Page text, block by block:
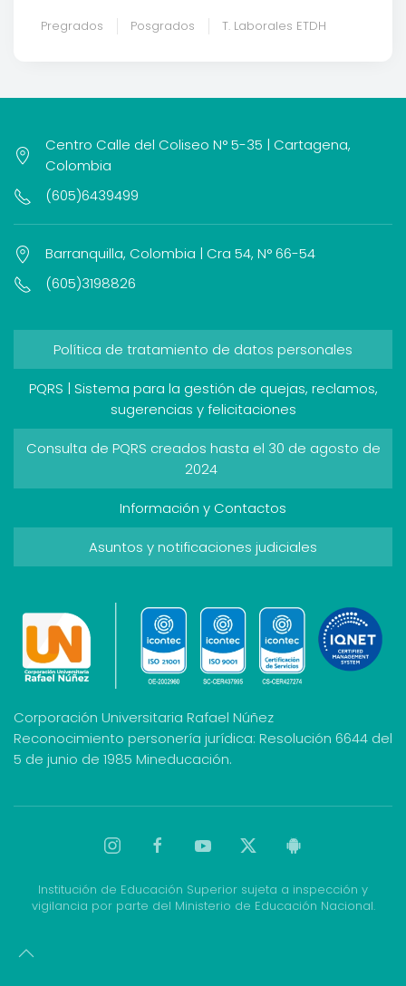
Pregrados Posgrados T. Laborales ETDH
Centro Calle del Coliseo N° 5-35 | Cartagena,
Colombia
(605)6439499
Barranquilla, Colombia | Cra 54, N° 66-54
(605)3198826
Política de tratamiento de datos personales
PQRS | Sistema para la gestión de quejas, reclamos,
sugerencias y felicitaciones
Consulta de PQRS creados hasta el 30 de agosto de
2024
Información y Contactos
Asuntos y notificaciones judiciales
Corporación Universitaria Rafael Núñez
Reconocimiento personería jurídica: Resolución 6644 del
5 de junio de 1985 Mineducación.
Institución de Educación Superior sujeta a inspección y
vigilancia por parte del Ministerio de Educación Nacional.